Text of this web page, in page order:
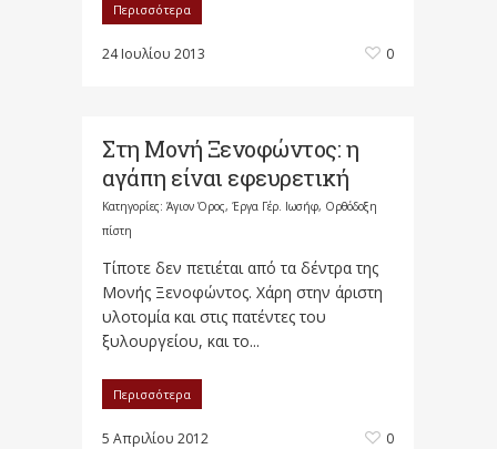
Περισσότερα
24 Ιουλίου 2013 0
Στη Μονή Ξενοφώντος: η
αγάπη είναι εφευρετική
Κατηγορίες: Άγιον Όρος, Έργα Γέρ. Ιωσήφ, Ορθόδοξη
πίστη
Τίποτε δεν πετιέται από τα δέντρα της
Μονής Ξενοφώντος. Χάρη στην άριστη
υλοτομία και στις πατέντες του
ξυλουργείου, και το...
Περισσότερα
5 Απριλίου 2012 0